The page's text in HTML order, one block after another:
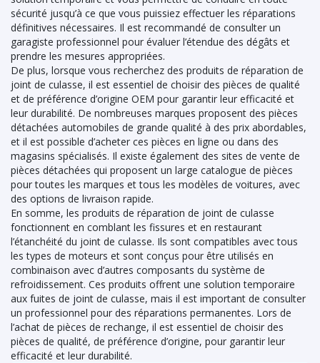
sécurité jusqu’à ce que vous puissiez effectuer les réparations
définitives nécessaires. Il est recommandé de consulter un
garagiste professionnel pour évaluer l’étendue des dégâts et
prendre les mesures appropriées.
De plus, lorsque vous recherchez des produits de réparation de
joint de culasse, il est essentiel de choisir des pièces de qualité
et de préférence d’origine OEM pour garantir leur efficacité et
leur durabilité. De nombreuses marques proposent des pièces
détachées automobiles de grande qualité à des prix abordables,
et il est possible d’acheter ces pièces en ligne ou dans des
magasins spécialisés. Il existe également des sites de vente de
pièces détachées qui proposent un large catalogue de pièces
pour toutes les marques et tous les modèles de voitures, avec
des options de livraison rapide.
En somme, les produits de réparation de joint de culasse
fonctionnent en comblant les fissures et en restaurant
l’étanchéité du joint de culasse. Ils sont compatibles avec tous
les types de moteurs et sont conçus pour être utilisés en
combinaison avec d’autres composants du système de
refroidissement. Ces produits offrent une solution temporaire
aux fuites de joint de culasse, mais il est important de consulter
un professionnel pour des réparations permanentes. Lors de
l’achat de pièces de rechange, il est essentiel de choisir des
pièces de qualité, de préférence d’origine, pour garantir leur
efficacité et leur durabilité.